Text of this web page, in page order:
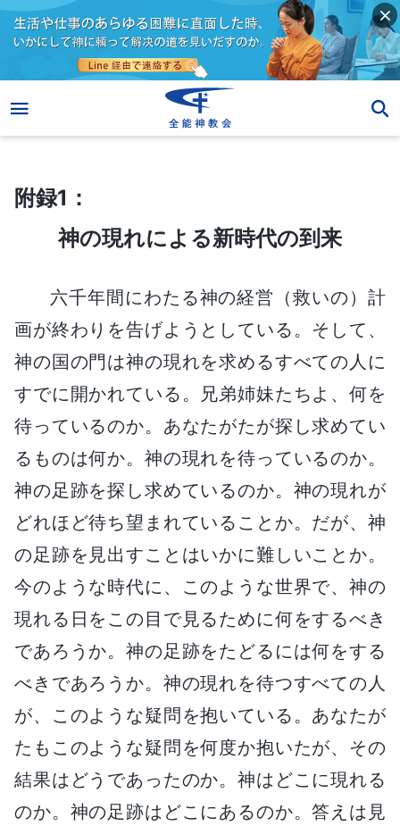
神の現れによる新時代の到来
附録1：
神の現れによる新時代の到来
六千年間にわたる神の経営（救いの）計
画が終わりを告げようとしている。そして、
神の国の門は神の現れを求めるすべての人に
すでに開かれている。兄弟姉妹たちよ、何を
待っているのか。あなたがたが探し求めてい
るものは何か。神の現れを待っているのか。
神の足跡を探し求めているのか。神の現れが
どれほど待ち望まれていることか。だが、神
の足跡を見出すことはいかに難しいことか。
今のような時代に、このような世界で、神の
現れる日をこの目で見るために何をするべき
であろうか。神の足跡をたどるには何をする
べきであろうか。神の現れを待つすべての人
が、このような疑問を抱いている。あなたが
たもこのような疑問を何度か抱いたが、その
結果はどうであったのか。神はどこに現れる
のか。神の足跡はどこにあるのか。答えは見